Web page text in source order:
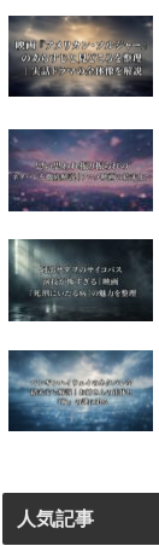
人気記事